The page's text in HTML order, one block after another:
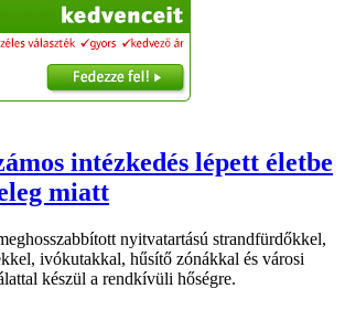
intézkedés lépett életbe
miatt
nyitvatartású strandfürdőkkel,
ivókutakkal, hűsítő zónákkal és városi
készül a rendkívüli hőségre.